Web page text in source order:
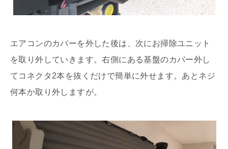
エアコンのカバーを外した後は、次にお掃除ユニット
を取り外していきます。右側にある基盤のカバー外し
てコネクタ2本を抜くだけで簡単に外せます。あとネジ
何本か取り外しますが。